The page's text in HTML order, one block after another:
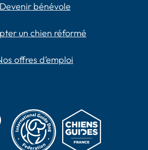
Devenir bénévole
un chien réformé
offres d’emploi